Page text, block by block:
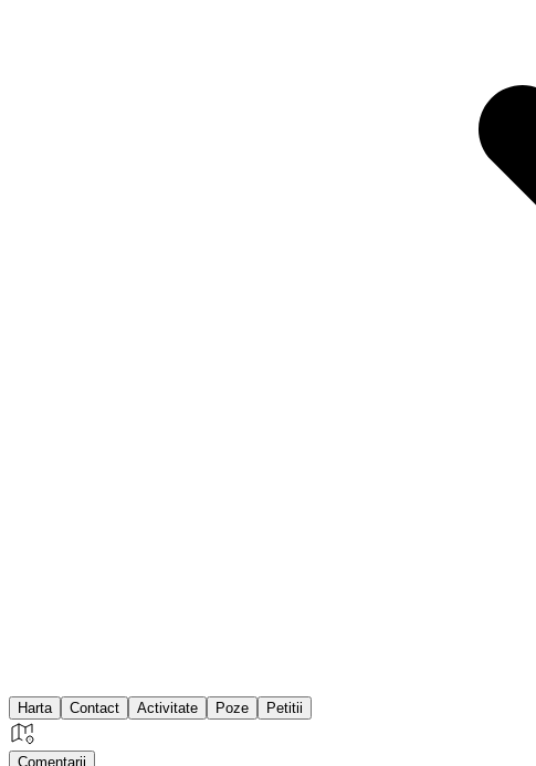
Harta Contact Activitate Poze Petitii
Comentarii